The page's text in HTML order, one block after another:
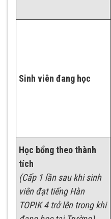
Sinh viên đang học
Học bổng theo thành
tích
(Cấp 1 lần sau khi sinh
viên đạt tiếng Hàn
TOPIK 4 trở lên trong khi